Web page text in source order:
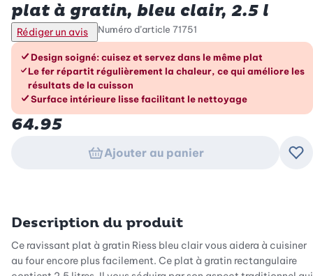
plat à gratin, bleu clair, 2.5 l
Rédiger un avis Numéro d’article 71751
Les avantages en un coup d’œil
Design soigné: cuisez et servez dans le même plat
Le fer répartit régulièrement la chaleur, ce qui améliore les
résultats de la cuisson
Surface intérieure lisse facilitant le nettoyage
64.95
Ajouter au panier
Description du produit
Ce ravissant plat à gratin Riess bleu clair vous aidera à cuisiner
au four encore plus facilement. Ce plat à gratin rectangulaire